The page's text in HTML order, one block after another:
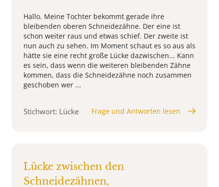
Hallo. Meine Tochter bekommt gerade ihre
bleibenden oberen Schneidezähne. Der eine ist
schon weiter raus und etwas schief. Der zweite ist
nun auch zu sehen. Im Moment schaut es so aus als
hätte sie eine recht große Lücke dazwischen... Kann
es sein, dass wenn die weiteren bleibenden Zähne
kommen, dass die Schneidezähne noch zusammen
geschoben wer ...
Stichwort: Lücke Frage und Antworten lesen
Lücke zwischen den
Schneidezähnen,